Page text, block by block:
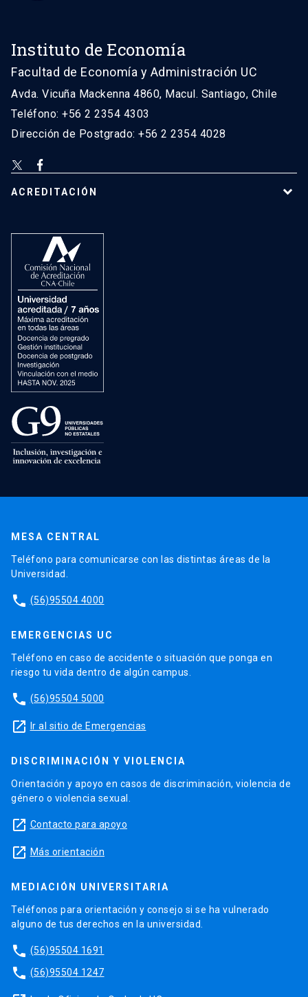
Instituto de Economía
Facultad de Economía y Administración UC
Avda. Vicuña Mackenna 4860, Macul. Santiago, Chile
Teléfono: +56 2 2354 4303
Dirección de Postgrado: +56 2 2354 4028
ACREDITACIÓN
MESA CENTRAL
Teléfono para comunicarse con las distintas áreas de la
Universidad.
phone (56)95504 4000
EMERGENCIAS UC
Teléfono en caso de accidente o situación que ponga en
riesgo tu vida dentro de algún campus.
phone (56)95504 5000
launch Ir al sitio de Emergencias
DISCRIMINACIÓN Y VIOLENCIA
Orientación y apoyo en casos de discriminación, violencia de
género o violencia sexual.
launch Contacto para apoyo
launch Más orientación
MEDIACIÓN UNIVERSITARIA
Teléfonos para orientación y consejo si se ha vulnerado
alguno de tus derechos en la universidad.
phone (56)95504 1691
phone (56)95504 1247